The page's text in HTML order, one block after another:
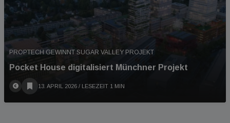
PROPTECH GEWINNT SUGAR VALLEY PROJEKT
Pocket House digitalisiert Münchner Projekt
13. APRIL 2026 / LESEZEIT 1 MIN